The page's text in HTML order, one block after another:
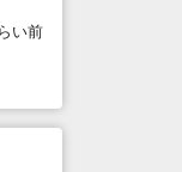
い前